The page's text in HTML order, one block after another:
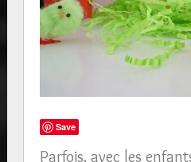
Save
Parfois, avec les